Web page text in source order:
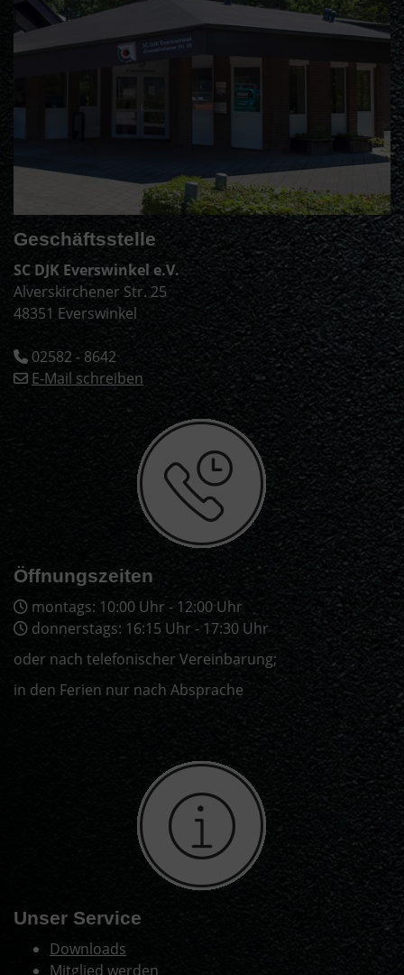
Geschäftsstelle
SC DJK Everswinkel e.V.
Alverskirchener Str. 25
48351 Everswinkel
02582 - 8642
E-Mail schreiben
Öffnungszeiten
montags: 10:00 Uhr - 12:00 Uhr
donnerstags: 16:15 Uhr - 17:30 Uhr
oder nach telefonischer Vereinbarung;
in den Ferien nur nach Absprache
Unser Service
Downloads
Mitglied werden